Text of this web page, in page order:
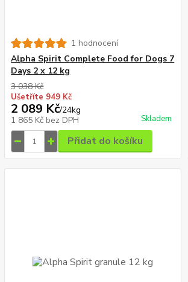
1 hodnocení
Alpha Spirit Complete Food for Dogs 7
Days 2 x 12 kg
3 038 Kč
Ušetříte 949 Kč
2 089 Kč/24kg
1 865 Kč bez DPH Skladem
Přidat do košíku